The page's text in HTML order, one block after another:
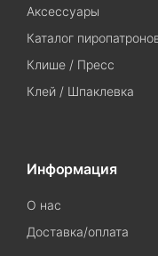
Аксессуары
Каталог
Клише / Пресс
Клей / Шпаклевка
Информация
О нас
Доставка/оплата